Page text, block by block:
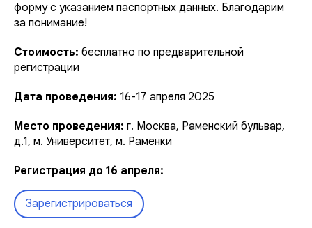
форму с указанием паспортных данных. Благодарим
за понимание!
Стоимость: бесплатно по предварительной
регистрации
Дата проведения: 16-17 апреля 2025
Место проведения: г. Москва, Раменский бульвар,
д.1, м. Университет, м. Раменки
Регистрация до 16 апреля:
Зарегистрироваться